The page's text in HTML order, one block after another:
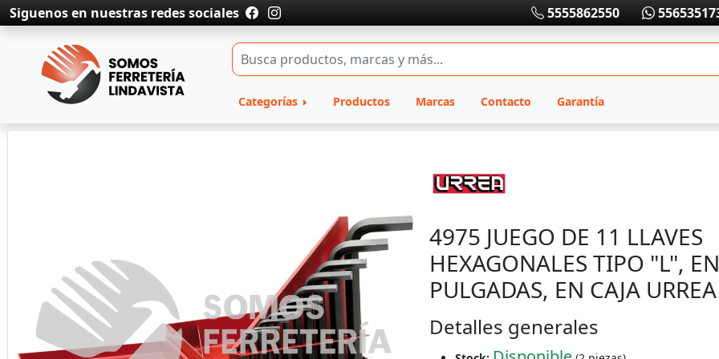
Siguenos en nuestras redes sociales 5555862550
Categorías Productos Marcas Contacto Garantía
4975 JUEGO DE 11 LLAVES
HEXAGONALES TIPO "L", EN
PULGADAS, EN CAJA URREA
Detalles generales